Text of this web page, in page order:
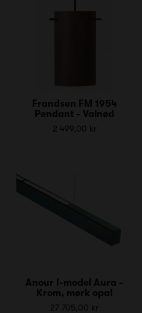
Frandsen FM 1954
Pendant - Valnød
2 499,00 kr
Anour I-model Aura -
Krom, mørk opal
27 705,00 kr